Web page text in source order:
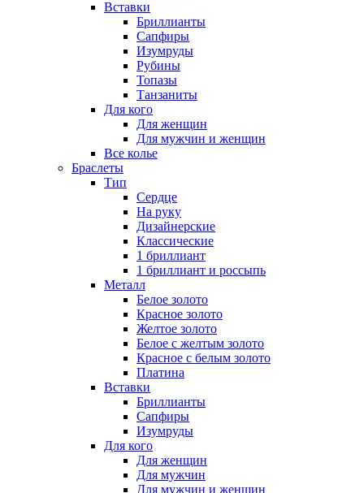
Вставки
Бриллианты
Сапфиры
Изумруды
Рубины
Топазы
Танзаниты
Для кого
Для женщин
Для мужчин и женщин
Все колье
Браслеты
Тип
Сердце
На руку
Дизайнерские
Классические
1 бриллиант
1 бриллиант и россыпь
Металл
Белое золото
Красное золото
Желтое золото
Белое с желтым золото
Красное с белым золото
Платина
Вставки
Бриллианты
Сапфиры
Изумруды
Для кого
Для женщин
Для мужчин
Для мужчин и женщин